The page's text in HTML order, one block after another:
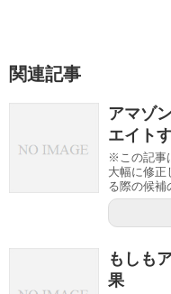
関連記事
アマゾ
エイト
※この記事
大幅に修正
る際の候補
もしも
果